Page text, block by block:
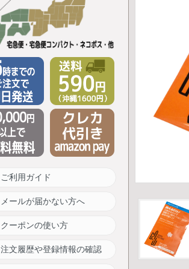
ご利用ガイド
メールが届かない方へ
クーポンの使い方
注文履歴や登録情報の確認